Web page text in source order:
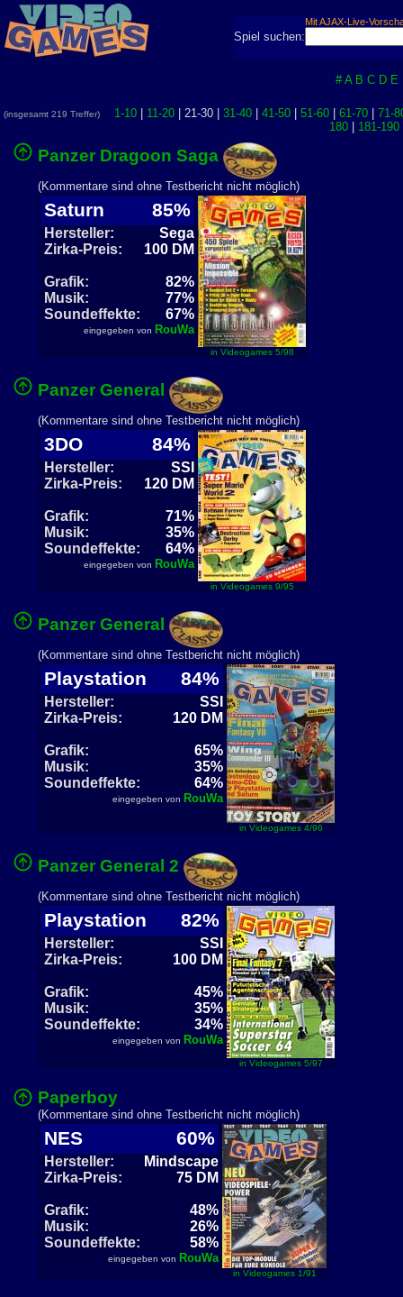
Mit AJAX-Live-
Spiel suchen:
# A B C D E
(insgesamt 219 Treffer) 1-10| 11-20| 21-30 | 31-40| 41-50| 51-60| 61-70| 71-
180
181-190
Panzer Dragoon Saga
(Kommentare sind ohne Testbericht nicht möglich)
Saturn 85%
Hersteller:
Sega
Zirka-Preis:
100 DM
Grafik:
82%
Musik:
77%
Soundeffekte:
67%
eingegeben von RouWa
in Videogames 5/98
Panzer General
(Kommentare sind ohne Testbericht nicht möglich)
3DO 84%
Hersteller:
SSI
Zirka-Preis:
120 DM
Grafik:
71%
Musik:
35%
Soundeffekte:
64%
eingegeben von RouWa
in Videogames 9/95
Panzer General
(Kommentare sind ohne Testbericht nicht möglich)
Playstation 84%
Hersteller:
SSI
Zirka-Preis:
120 DM
Grafik:
65%
Musik:
35%
Soundeffekte:
64%
eingegeben von RouWa
in Videogames 4/96
Panzer General 2
(Kommentare sind ohne Testbericht nicht möglich)
Playstation 82%
Hersteller:
SSI
Zirka-Preis:
100 DM
Grafik:
45%
Musik:
35%
Soundeffekte:
34%
eingegeben von RouWa
in Videogames 5/97
Paperboy
(Kommentare sind ohne Testbericht nicht möglich)
NES 60%
Hersteller:
Mindscape
Zirka-Preis:
75 DM
Grafik:
48%
Musik:
26%
Soundeffekte:
58%
eingegeben von RouWa
in Videogames 1/91